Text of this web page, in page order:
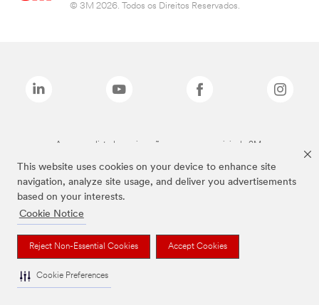
This website uses cookies on your device to enhance site
navigation, analyze site usage, and deliver you advertisements
based on your interests.
Cookie Notice
Reject Non-Essential Cookies Accept Cookies
Cookie Preferences
© 3M 2026. Todos os Direitos Reservados.
As marcas listadas a cima são marcas comerciais da 3M.